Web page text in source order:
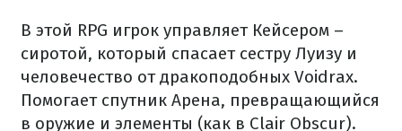
В этой RPG игрок управляет Кейсером –
сиротой, который спасает сестру Луизу и
человечество от дракоподобных Voidrax.
Помогает спутник Арена, превращающийся
в оружие и элементы (как в Clair Obscur).